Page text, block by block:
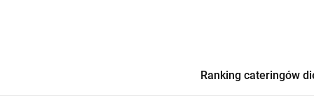
Ranking cateringów